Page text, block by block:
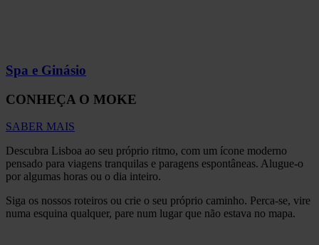
Spa e Ginásio
CONHEÇA O MOKE
SABER MAIS
Descubra Lisboa ao seu próprio ritmo, com um ícone moderno
pensado para viagens tranquilas e paragens espontâneas. Alugue-o
por algumas horas ou o dia inteiro.
Siga os nossos roteiros ou crie o seu próprio caminho. Perca-se, vire
numa esquina qualquer, pare num lugar que não estava no mapa.